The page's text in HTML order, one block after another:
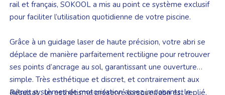
rail et français, SOKOOL a mis au point ce système exclusif
pour faciliter l’utilisation quotidienne de votre piscine.
Grâce à un guidage laser de haute précision, votre abri se
déplace de manière parfaitement rectiligne pour retrouver
ses points d’ancrage au sol, garantissant une ouverture
simple. Très esthétique et discret, et contrairement aux
autres systèmes de motorisation assez imposants, le
Résultat : un esthétisme préservé lorsque l’abri est replié.